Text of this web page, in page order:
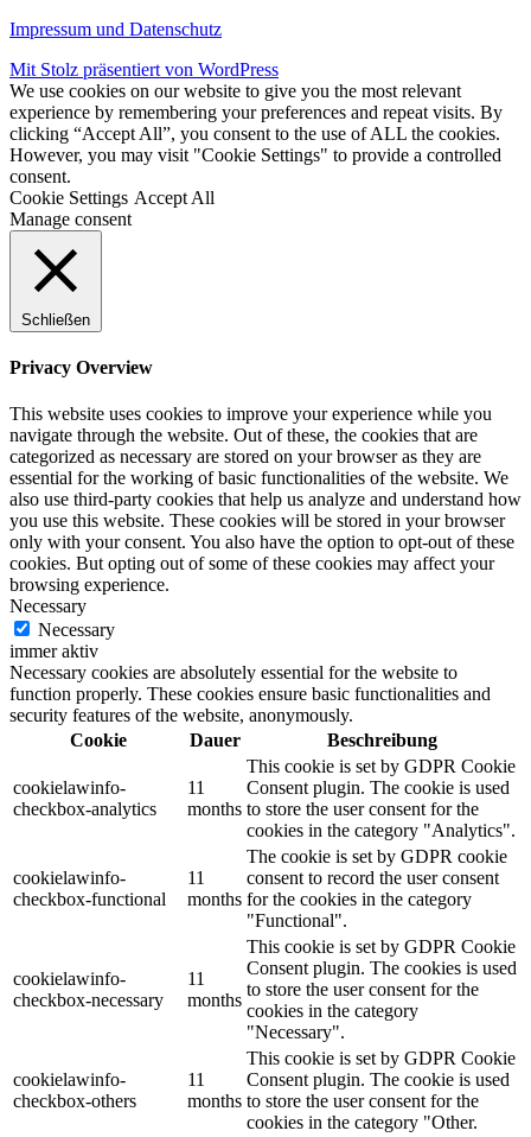
Impressum und Datenschutz
Mit Stolz präsentiert von WordPress
We use cookies on our website to give you the most relevant
experience by remembering your preferences and repeat visits. By
clicking “Accept All”, you consent to the use of ALL the cookies.
However, you may visit "Cookie Settings" to provide a controlled
consent.
Cookie Settings Accept All
Manage consent
Schließen
Privacy Overview
This website uses cookies to improve your experience while you
navigate through the website. Out of these, the cookies that are
categorized as necessary are stored on your browser as they are
essential for the working of basic functionalities of the website. We
also use third-party cookies that help us analyze and understand how
you use this website. These cookies will be stored in your browser
only with your consent. You also have the option to opt-out of these
cookies. But opting out of some of these cookies may affect your
browsing experience.
Necessary
Necessary
immer aktiv
Necessary cookies are absolutely essential for the website to
function properly. These cookies ensure basic functionalities and
security features of the website, anonymously.
Cookie
Dauer Beschreibung
cookielawinfo-
checkbox-analytics
11
months
This cookie is set by GDPR Cookie
Consent plugin. The cookie is used
to store the user consent for the
cookies in the category "Analytics".
cookielawinfo-
checkbox-functional
11
months
The cookie is set by GDPR cookie
consent to record the user consent
for the cookies in the category
"Functional".
cookielawinfo-
checkbox-necessary
11
months
This cookie is set by GDPR Cookie
Consent plugin. The cookies is used
to store the user consent for the
cookies in the category
"Necessary".
cookielawinfo-
checkbox-others
11
months
This cookie is set by GDPR Cookie
Consent plugin. The cookie is used
to store the user consent for the
cookies in the category "Other.